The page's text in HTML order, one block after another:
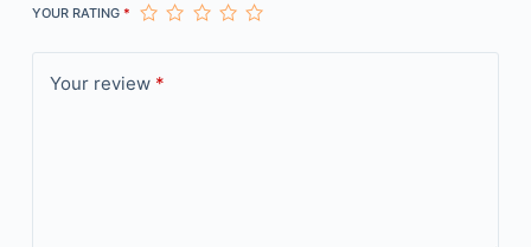
YOUR RATING *
Your review *